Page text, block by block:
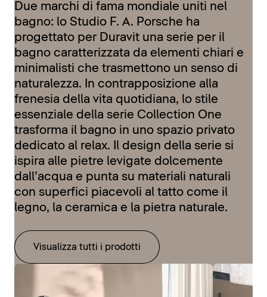
Due marchi di fama mondiale uniti nel
bagno: lo Studio F. A. Porsche ha
progettato per Duravit una serie per il
bagno caratterizzata da elementi chiari e
minimalisti che trasmettono un senso di
naturalezza. In contrapposizione alla
frenesia della vita quotidiana, lo stile
essenziale della serie Collection One
trasforma il bagno in uno spazio privato
dedicato al relax. Il design della serie si
ispira alle pietre levigate dolcemente
dall’acqua e punta su materiali naturali
con superfici piacevoli al tatto come il
legno, la ceramica e la pietra naturale.
Visualizza tutti i prodotti